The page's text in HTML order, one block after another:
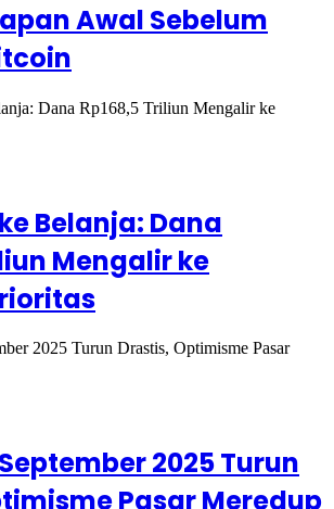
Awal Sebelum
Belanja: Dana
Mengalir ke
2025 Turun
Pasar Meredup